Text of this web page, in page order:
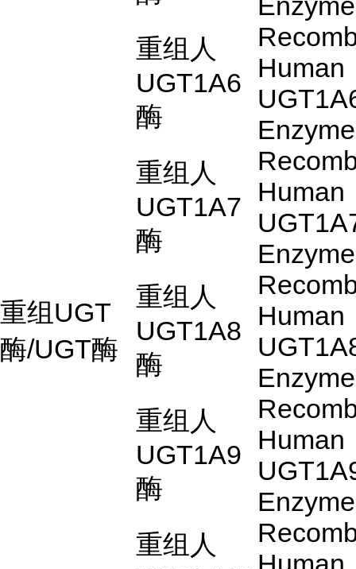
重组UGT
酶/UGT酶
重组人
UGT1A6
酶
Human
Enzyme
重组人
UGT1A7
酶
Human
Enzyme
重组人
UGT1A8
酶
Human
Enzyme
重组人
UGT1A9
酶
Human
Enzyme
重组人